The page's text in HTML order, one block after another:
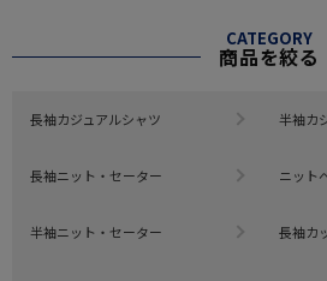
CATEGORY
商品を絞る
長袖カジュアルシャツ 半袖カ
長袖ニット・セーター ニット
半袖ニット・セーター 長袖カ